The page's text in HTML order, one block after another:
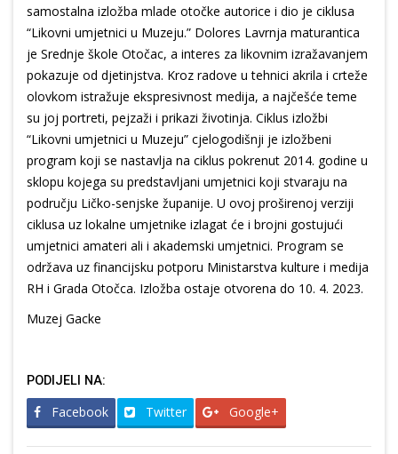
samostalna izložba mlade otočke autorice i dio je ciklusa
“Likovni umjetnici u Muzeju.” Dolores Lavrnja maturantica
je Srednje škole Otočac, a interes za likovnim izražavanjem
pokazuje od djetinjstva. Kroz radove u tehnici akrila i crteže
olovkom istražuje ekspresivnost medija, a najčešće teme
su joj portreti, pejzaži i prikazi životinja. Ciklus izložbi
“Likovni umjetnici u Muzeju” cjelogodišnji je izložbeni
program koji se nastavlja na ciklus pokrenut 2014. godine u
sklopu kojega su predstavljani umjetnici koji stvaraju na
području Ličko-senjske županije. U ovoj proširenoj verziji
ciklusa uz lokalne umjetnike izlagat će i brojni gostujući
umjetnici amateri ali i akademski umjetnici. Program se
održava uz financijsku potporu Ministarstva kulture i medija
RH i Grada Otočca. Izložba ostaje otvorena do 10. 4. 2023.
Muzej Gacke
PODIJELI NA:
Facebook Twitter Google+